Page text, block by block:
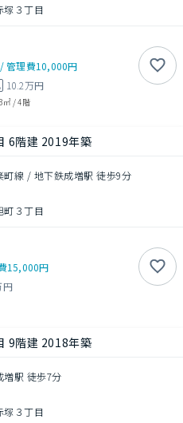
塚３丁目
/管理費10,000円
10.2万円
㎡/4階
6階建 2019年築
町線 / 地下鉄成増駅 徒歩9分
町３丁目
15,000円
円
9階建 2018年築
増駅 徒歩7分
塚３丁目